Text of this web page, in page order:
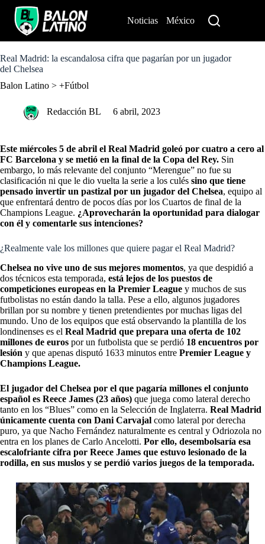
o
c
n
Noticias México
Real Madrid: la escandalosa cifra que pagarían por un jugador
del Chelsea
Balon Latino > +Fútbol
Redacción BL 6 abril, 2023
Este miércoles 5 de abril el Real Madrid goleó por cuatro a cero al
FC Barcelona y se metió en la final de la Copa del Rey. Sin
embargo, lo más relevante del conjunto “Merengue” no fue su
clasificación ni que le dio vuelta la serie a los culés sino que tiene
pensado invertir un pastizal por un jugador del Chelsea, equipo al
que enfrentará dentro de pocos días por los Cuartos de final de la
Champions League. ¿Aprovecharán la oportunidad para dialogar
con él y comentarle sus intenciones?
¿Realmente vale los millones que quiere pagar el Real Madrid?
Chelsea no vive uno de sus mejores momentos, ya que despidió a
dos técnicos esta temporada, está lejos de los puestos de
competiciones europeas en la Premier League y muchos de sus
futbolistas no están dando la talla. Pese a ello, algunos jugadores
brillan por su nombre y tienen pretendientes por muchas ligas del
mundo. Uno de los equipos que está observando la plantilla de los
londinenses es el Real Madrid que prepara una oferta de 102
millones de euros por un futbolista que se perdió 18 encuentros por
lesión y que apenas disputó 1633 minutos entre Premier League y
Champions League.
El jugador del Chelsea por el que pagaría millones el conjunto
español es Reece James (23 años) que juega como lateral derecho
tanto en los “Blues” como en la Selección de Inglaterra. Real Madrid
únicamente cuenta con Dani Carvajal como lateral por derecha
puro, ya que Nacho Fernández naturalmente es central y Odriozola no
entra en los planes de Carlo Ancelotti. Por ello, desembolsaría esa
escalofriante cifra por Reece James que estuvo lesionado de la
rodilla, en sus muslos y se perdió varios juegos de la temporada.